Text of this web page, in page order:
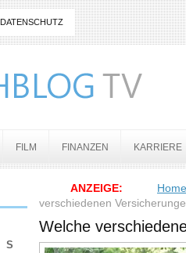
DATENSCHUTZ
FILM FINANZEN KARRIERE
ANZEIGE:
Home
verschiedenen
Welche
S